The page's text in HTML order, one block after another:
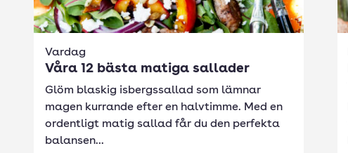
Vardag
Våra 12 bästa matiga sallader
Glöm blaskig isbergssallad som lämnar
magen kurrande efter en halvtimme. Med en
ordentligt matig sallad får du den perfekta
balansen...